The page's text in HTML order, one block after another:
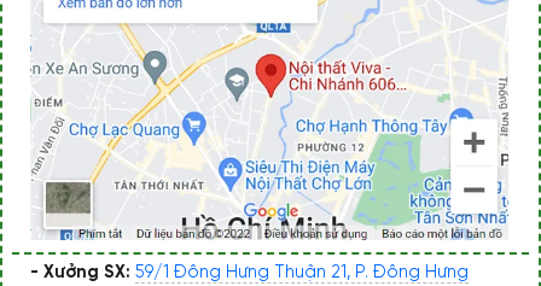
- Xưởng SX: 59/1 Đông Hưng Thuận 21, P. Đông Hưng